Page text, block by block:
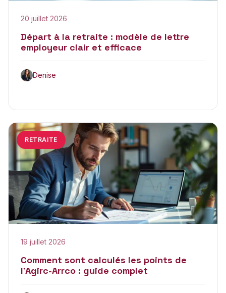
20 juillet 2026
Départ à la retraite : modèle de lettre
employeur clair et efficace
Denise
RETRAITE
19 juillet 2026
Comment sont calculés les points de
l’Agirc-Arrco : guide complet